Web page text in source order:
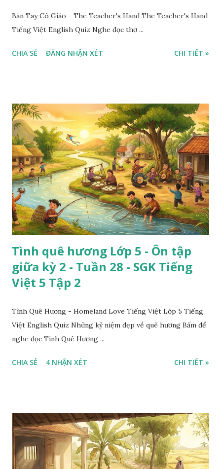
Bàn Tay Cô Giáo - The Teacher's Hand The Teacher's Hand
Tiếng Việt English Quiz Nghe đọc thơ ...
CHIA SẺ ĐĂNG NHẬN XÉT CHI TIẾT »
Tình quê hương Lớp 5 - Ôn tập
giữa kỳ 2 - Tuần 28 - SGK Tiếng
Việt 5 Tập 2
Tình Quê Hương - Homeland Love Tiếng Việt Lớp 5 Tiếng
Việt English Quiz Những kỷ niệm đẹp về quê hương Bấm để
nghe đọc Tình Quê Hương ...
CHIA SẺ 4 NHẬN XÉT CHI TIẾT »